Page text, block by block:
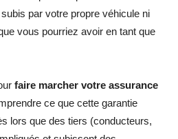
par votre propre véhicule ni
vous pourriez avoir en tant que
faire marcher votre assurance
ce que cette garantie
lors que des tiers (conducteurs,